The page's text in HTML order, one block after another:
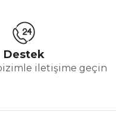
Destek
iletişime geçin